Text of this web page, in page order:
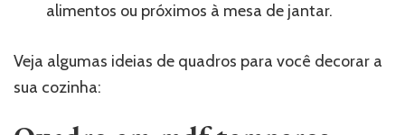
alimentos ou próximos à mesa de jantar.
Veja algumas ideias de quadros para você decorar a
sua cozinha: